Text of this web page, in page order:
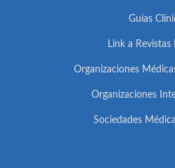
Guías
Link a Revistas
Organizaciones
Organizaciones
Sociedades